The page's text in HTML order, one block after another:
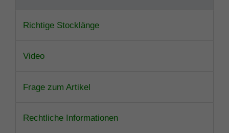
Richtige Stocklänge
Video
Frage zum Artikel
Rechtliche Informationen